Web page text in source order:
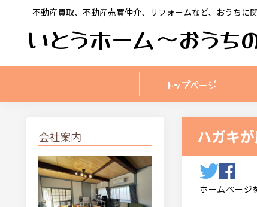
不動産買取、不動産売買仲介、リフォームなど、おうちに
いとうホーム〜おうち
トップページ
会社案内 ハガキ
ホームページ